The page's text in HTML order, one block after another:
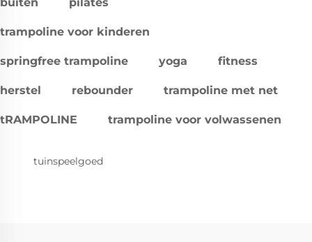
trampoline voor kinderen
springfree trampoline yoga fitness
herstel rebounder trampoline met net
tRAMPOLINE trampoline voor volwassenen
tuinspeelgoed